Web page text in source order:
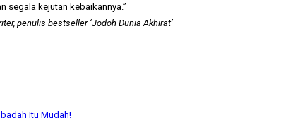
segala kejutan kebaikannya.”
penulis bestseller ‘Jodoh Dunia Akhirat’